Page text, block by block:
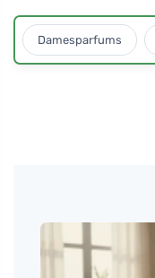
Damesparfums